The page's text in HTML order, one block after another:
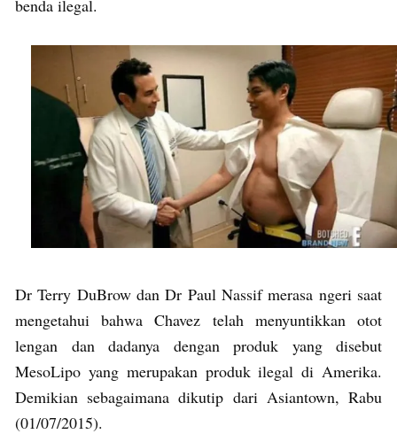
benda ilegal.
Dr Terry DuBrow dan Dr Paul Nassif merasa ngeri saat
mengetahui bahwa Chavez telah menyuntikkan otot
lengan dan dadanya dengan produk yang disebut
MesoLipo yang merupakan produk ilegal di Amerika.
Demikian sebagaimana dikutip dari Asiantown, Rabu
(01/07/2015).